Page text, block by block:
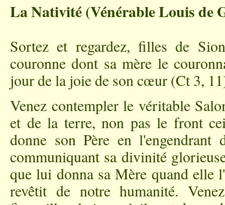
La Nativité (Vénérable Louis de
Sortez et regardez, filles de
couronne dont sa mère le
jour de la joie de son cœur (Ct 3,
Venez contempler le véritable
et de la terre, non pas le front
donne son Père en
communiquant sa divinité
que lui donna sa Mère quand elle
revêtit de notre humanité.